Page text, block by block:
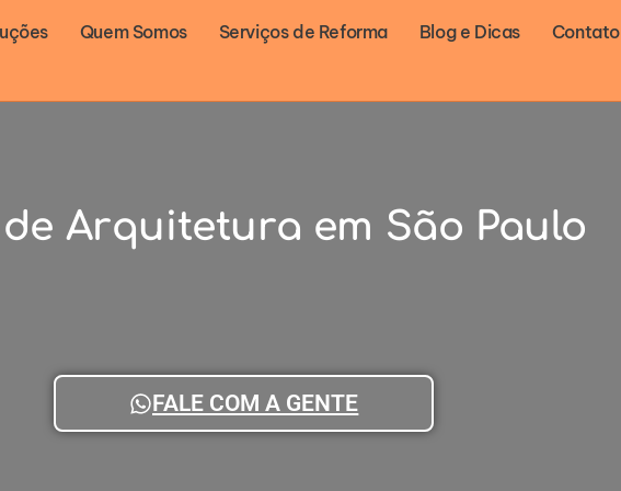
Quem Somos Serviços de Reforma Blog e Dicas Contato
Arquitetura em São Paulo
FALE COM A GENTE